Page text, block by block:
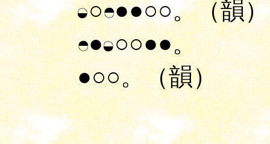
○ ●●○○。（韻）
● ○○●●。
●○○。（韻）